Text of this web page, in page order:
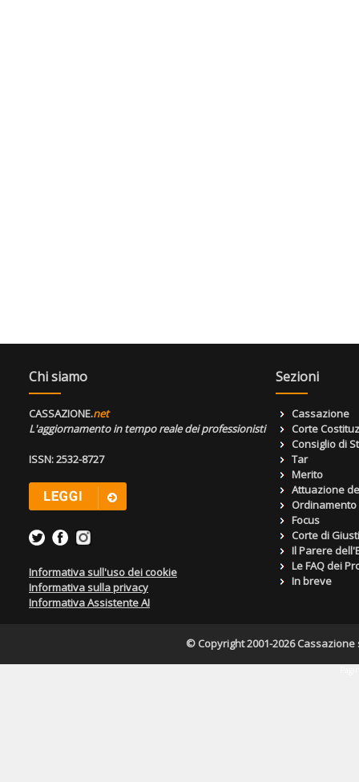
Chi siamo
CASSAZIONE.net
L'aggiornamento in tempo reale dei professionisti
ISSN: 2532-8727
Informativa sull'uso dei cookie
Informativa sulla privacy
Informativa Assistente AI
Sezioni
Cassazione
Corte
Consiglio di
Tar
Merito
Attuazione
Focus
Corte di
Il Parere
Le FAQ dei
In breve
© Copyright 2001-2026 Cassazione